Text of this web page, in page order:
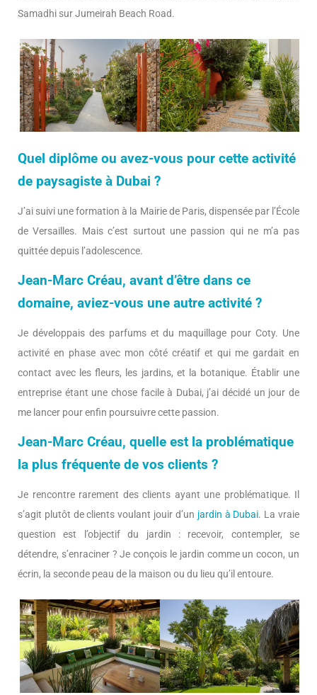
Samadhi sur Jumeirah Beach Road.
Quel diplôme ou avez-vous pour cette activité
de paysagiste à Dubai ?
J’ai suivi une formation à la Mairie de Paris, dispensée par l’École
de Versailles. Mais c’est surtout une passion qui ne m’a pas
quittée depuis l’adolescence.
Jean-Marc Créau, avant d’être dans ce
domaine, aviez-vous une autre activité ?
Je développais des parfums et du maquillage pour Coty. Une
activité en phase avec mon côté créatif et qui me gardait en
contact avec les fleurs, les jardins, et la botanique. Établir une
entreprise étant une chose facile à Dubai, j’ai décidé un jour de
me lancer pour enfin poursuivre cette passion.
Jean-Marc Créau, quelle est la problématique
la plus fréquente de vos clients ?
Je rencontre rarement des clients ayant une problématique. Il
s’agit plutôt de clients voulant jouir d’un jardin à Dubai. La vraie
question est l’objectif du jardin : recevoir, contempler, se
détendre, s’enraciner ? Je conçois le jardin comme un cocon, un
écrin, la seconde peau de la maison ou du lieu qu’il entoure.